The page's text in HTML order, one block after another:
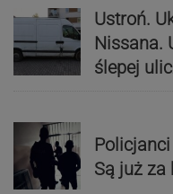
Ustroń.
Nissana.
ślepej
Są już za